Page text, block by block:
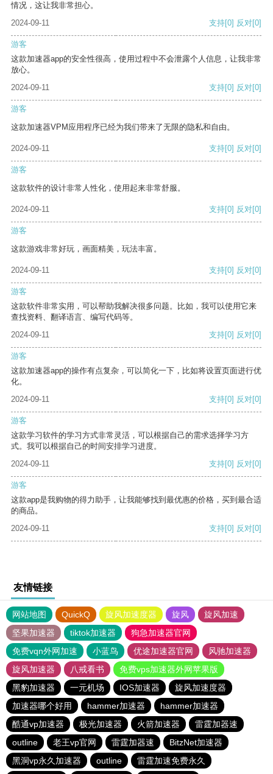
情况，这让我非常担心。
2024-09-11
支持[0] 反对[0]
游客
这款加速器app的安全性很高，使用过程中不会泄露个人信息，让我非常
放心。
2024-09-11
支持[0] 反对[0]
游客
这款加速器VPM应用程序已经为我们带来了无限的隐私和自由。
2024-09-11 支持[0] 反对[0]
游客
这款软件的设计非常人性化，使用起来非常舒服。
2024-09-11 支持[0] 反对[0]
游客
这款游戏非常好玩，画面精美，玩法丰富。
2024-09-11 支持[0] 反对[0]
游客
这款软件非常实用，可以帮助我解决很多问题。比如，我可以使用它来
查找资料、翻译语言、编写代码等。
2024-09-11
支持[0] 反对[0]
游客
这款加速器app的操作有点复杂，可以简化一下，比如将设置页面进行优
化。
2024-09-11
支持[0] 反对[0]
游客
这款学习软件的学习方式非常灵活，可以根据自己的需求选择学习方
式。我可以根据自己的时间安排学习进度。
2024-09-11
支持[0] 反对[0]
游客
这款app是我购物的得力助手，让我能够找到最优惠的价格，买到最合适
的商品。
2024-09-11
支持[0] 反对[0]
友情链接
网站地图 QuickQ 旋风加速度器 旋风
旋风加速
坚果加速器
tiktok加速器
狗急加速器官网
免费vqn外网加速
小蓝鸟 优途加速器官网
风驰加速器
旋风加速器
八戒看书
免费vps加速器外网苹果版
黑豹加速器
一元机场 IOS加速器
旋风加速度器
加速器哪个好用
hammer加速器
hammer加速器
酷通vp加速器
极光加速器 火箭加速器
雷霆加器速
outline
老王vp官网 雷霆加器速
BitzNet加速器
黑洞vp永久加速器
outline 雷霆加速免费永久